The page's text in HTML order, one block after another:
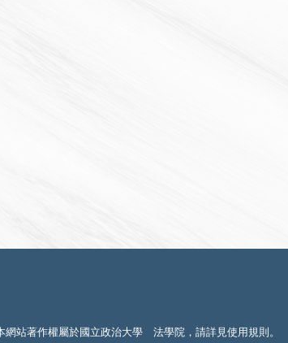
網站著作權屬於國立政治大學 法學院，請詳見使用規則 。